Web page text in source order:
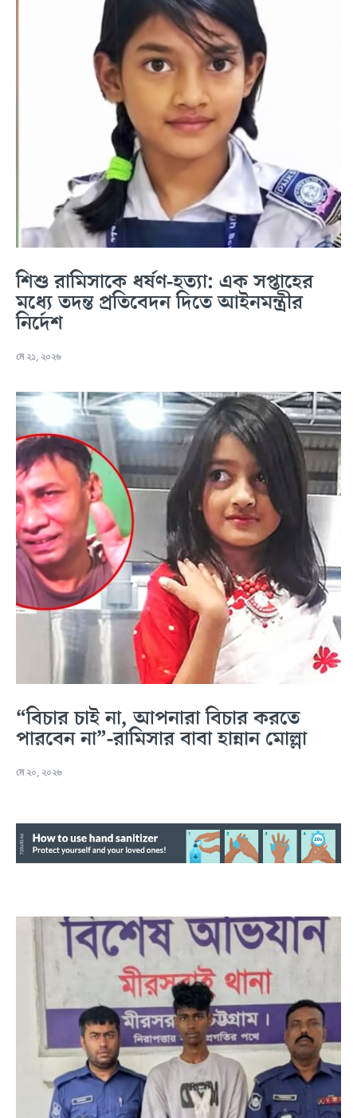
শিশু রামিসাকে ধর্ষণ-হত্যা: এক সপ্তাহের
মধ্যে তদন্ত প্রতিবেদন দিতে আইনমন্ত্রীর
নির্দেশ
মে ২১, ২০২৬
“বিচার চাই না, আপনারা বিচার করতে
পারবেন না”-রামিসার বাবা হান্নান মোল্লা
মে ২০, ২০২৬